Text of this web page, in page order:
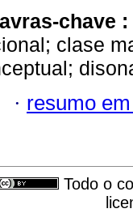
chave :
clase
· resumo
Todo o